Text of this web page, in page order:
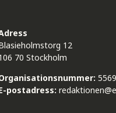
12
70 Stockholm
postadress: